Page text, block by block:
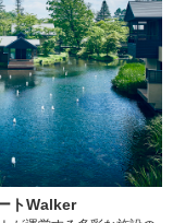
トWalker